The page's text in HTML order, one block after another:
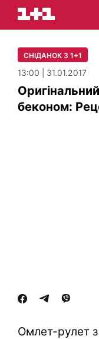
СНІДАНОК З 1+1
13:00 | 31.01.2017
беконом:
Омлет-рулет